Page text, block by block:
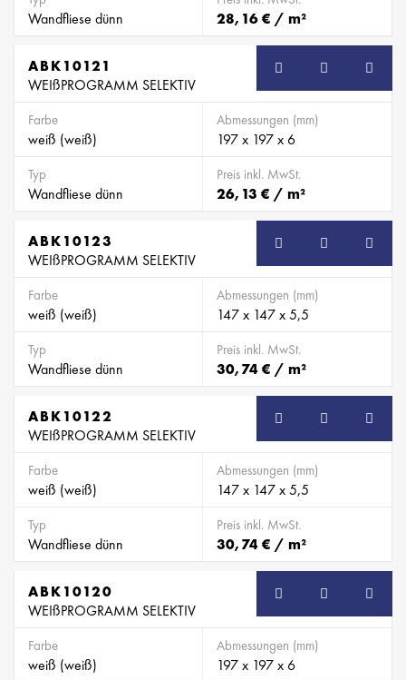
Wandfliese dünn 28,16 € / m²
ABK10121
WEIßPROGRAMM SELEKTIV
Farbe
weiß (weiß)
Abmessungen (mm)
197 x 197 x 6
Typ
Wandfliese dünn
Preis inkl. MwSt.
26,13 € / m²
ABK10123
WEIßPROGRAMM SELEKTIV
Farbe
weiß (weiß)
Abmessungen (mm)
147 x 147 x 5,5
Typ
Wandfliese dünn
Preis inkl. MwSt.
30,74 € / m²
ABK10122
WEIßPROGRAMM SELEKTIV
Farbe
weiß (weiß)
Abmessungen (mm)
147 x 147 x 5,5
Typ
Wandfliese dünn
Preis inkl. MwSt.
30,74 € / m²
ABK10120
WEIßPROGRAMM SELEKTIV
Farbe
weiß (weiß)
Abmessungen (mm)
197 x 197 x 6